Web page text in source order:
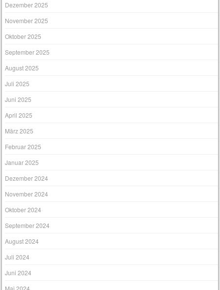
Dezember 2025
November 2025
Oktober 2025
September 2025
August 2025
Juli 2025
Juni 2025
April 2025
März 2025
Februar 2025
Januar 2025
Dezember 2024
November 2024
Oktober 2024
September 2024
August 2024
Juli 2024
Juni 2024